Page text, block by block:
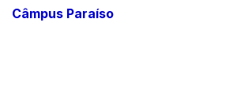
Câmpus Paraíso